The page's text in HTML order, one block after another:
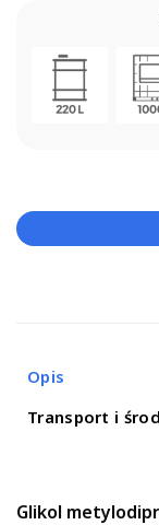
Opis
Transport i
Glikol